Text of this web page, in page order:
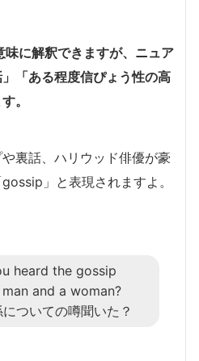
に解釈できますが、ニュア
「ある程度信ぴょう性の高
。
裏話、ハリウッド俳優が豪
」と表現されますよ。
heard the gossip
and a woman?
ついての噂聞いた？